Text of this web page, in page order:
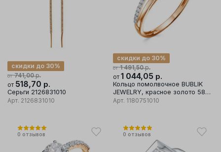
от 741,00р.
скидки до 30%
от 518,70 р.
Серьги 2126831010
Арт. 2126831010
от 1 491,50р.
скидки до 30%
от 1 044,05 р.
Кольцо помолвочное BUBLIK
JEWELRY, красное золото 585
проба, вставка фианит
Арт. 1180751010
0 отзывов 0 отзывов